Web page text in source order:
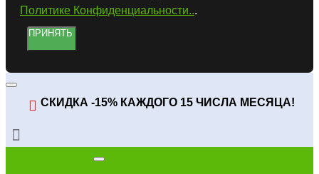
Политике Конфиденциальности...
ПРИНЯТЬ
СКИДКА -15% КАЖДОГО 15 ЧИСЛА МЕСЯЦА!